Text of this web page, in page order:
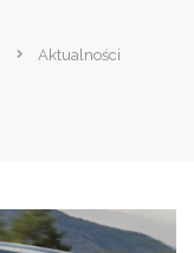
Aktualności